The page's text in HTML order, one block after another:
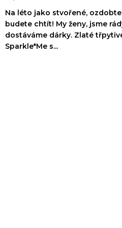
Na léto jako stvořené,
budete chtít! My ženy, jsme
dostáváme dárky. Zlaté
Sparkle*Me s...